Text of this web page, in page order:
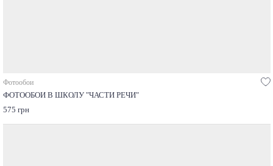
Фотообои
ФОТООБОИ В ШКОЛУ "ЧАСТИ РЕЧИ"
575 грн